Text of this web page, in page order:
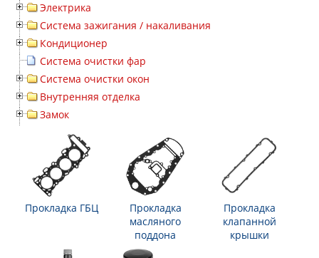
Электрика
Система зажигания / накаливания
Кондиционер
Система очистки фар
Система очистки окон
Внутренняя отделка
Замок
Прокладка ГБЦ
Прокладка
масляного
поддона
Прокладка
клапанной
крышки